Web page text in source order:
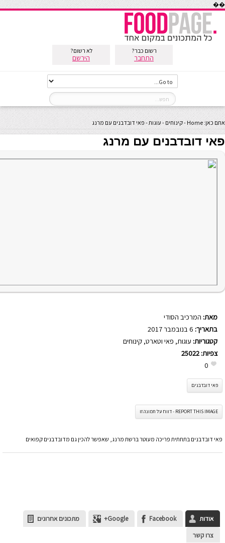
��
רשום כבר?
התחבר
לא רשום?
הירשם
אתם כאן: Home
-קינוחים - עוגות- פאי דובדבנים עם מרנג
פאי דובדבנים עם מרנג
מאת: המרכיב הסודי
בתאריך:
קטגוריות: עוגות, פאי וטארט, קינוחים
צפיות: 25022
0
פאי דובדבנים
REPORT THIS IMAGE - דווח על תמונה זו
פאי דובדבנים בתחתית פריכה מעוטר ברשת מרנג, שאפשר להכין גם מדובדבנים קפואים
אודות Facebook
Google+
מתכונים אחרונים
צרו קשר